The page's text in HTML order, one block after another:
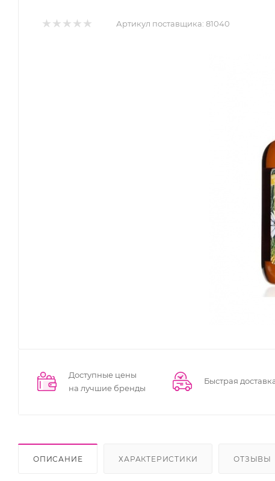
Артикул поставщика: 81040
Доступные цены
на лучшие бренды
Быстрая
ОПИСАНИЕ ХАРАКТЕРИСТИКИ ОТЗЫВЫ